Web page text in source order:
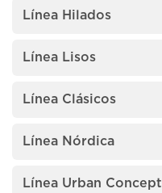
Línea Hilados
Línea Lisos
Línea Clásicos
Línea Nórdica
Línea Urban Concept